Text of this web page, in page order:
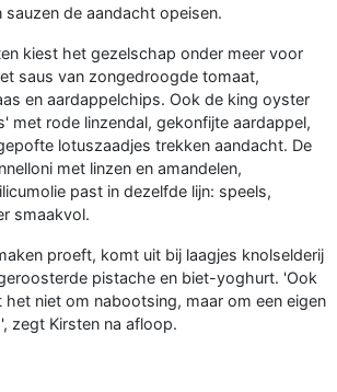
sauzen de aandacht opeisen.
kiest het gezelschap onder meer voor
saus van zongedroogde tomaat,
en aardappelchips. Ook de king oyster
met rode linzendal, gekonfijte aardappel,
lotuszaadjes trekken aandacht. De
met linzen en amandelen,
past in dezelfde lijn: speels,
smaakvol.
proeft, komt uit bij laagjes knolselderij
pistache en biet-yoghurt. 'Ook
niet om nabootsing, maar om een eigen
zegt Kirsten na afloop.